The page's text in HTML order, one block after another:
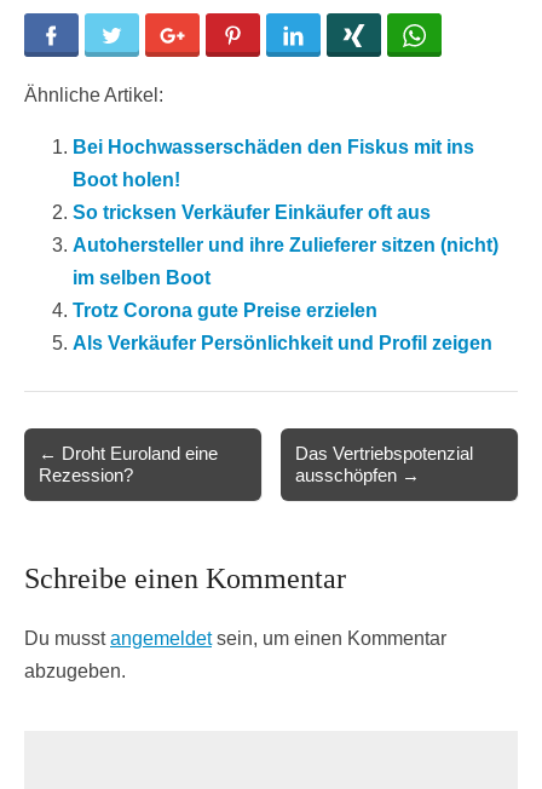
Facebook Twitter Google+ Pinterest LinkedIn
Ähnliche Artikel:
Bei Hochwasserschäden den Fiskus mit ins
Boot holen!
So tricksen Verkäufer Einkäufer oft aus
Autohersteller und ihre Zulieferer sitzen (nicht)
im selben Boot
Trotz Corona gute Preise erzielen
Als Verkäufer Persönlichkeit und Profil zeigen
navigation
← Droht Euroland eine
Rezession?
Das Vertriebspotenzial
ausschöpfen →
Schreibe einen Kommentar
Du musstangemeldetsein, um einen Kommentar
abzugeben.